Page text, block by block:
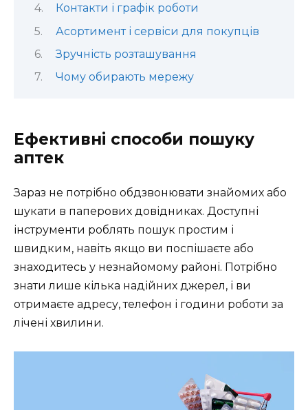
Контакти і графік роботи
Асортимент і сервіси для покупців
Зручність розташування
Чому обирають мережу
Ефективні способи пошуку
аптек
Зараз не потрібно обдзвонювати знайомих або
шукати в паперових довідниках. Доступні
інструменти роблять пошук простим і
швидким, навіть якщо ви поспішаєте або
знаходитесь у незнайомому районі. Потрібно
знати лише кілька надійних джерел, і ви
отримаєте адресу, телефон і години роботи за
лічені хвилини.